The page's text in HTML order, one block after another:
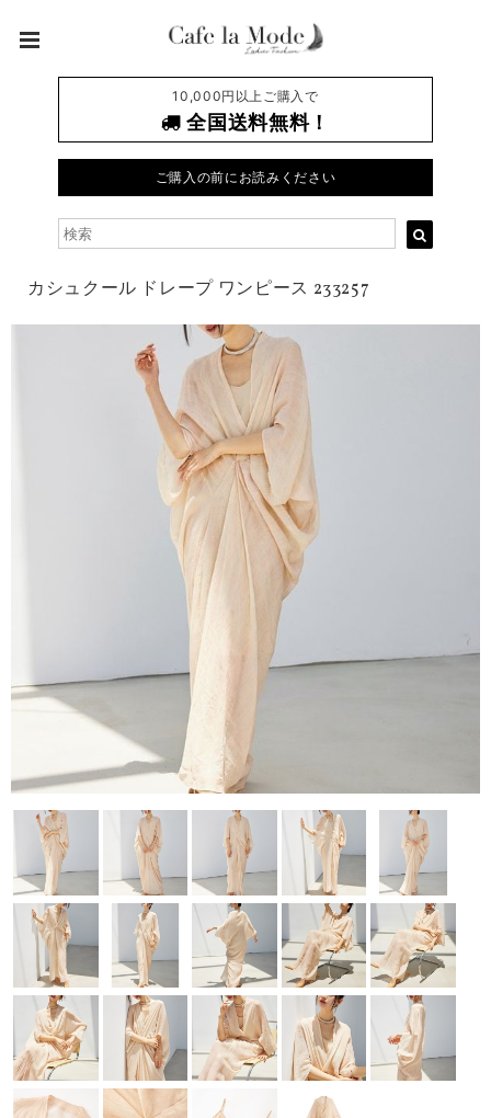
10,000円以上ご購入で
全国送料無料！
ご購入の前にお読みください
カシュクール ドレープ ワンピース 233257